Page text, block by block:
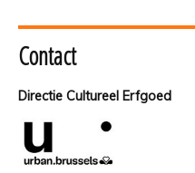
Contact
Directie Cultureel Erfgoed